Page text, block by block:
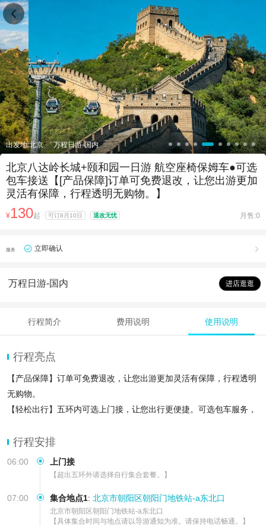
出发地:北京 万程日游-国内
北京八达岭长城+颐和园一日游 航空座椅保姆车●可选
包车接送【[产品保障]订单可免费退改，让您出游更加
灵活有保障，行程透明无购物。】
¥130起 可订8月10日 退改无忧 月售:0
服务 立即确认 
万程日游-国内 进店逛逛
行程简介 费用说明 使用说明
行程亮点
【产品保障】订单可免费退改，让您出游更加灵活有保障，行程透明
无购物。
【轻松出行】五环内可选上门接，让您出行更便捷。可选包车服务，
心行程安排
06:00 上门接
【超出五环外请选择自行集合套餐。】
07:00 集合地点1: 北京市朝阳区朝阳门地铁站-a东北口
北京市朝阳区朝阳门地铁站-a东北口
【具体集合时间与地点请以导游通知为准。请保持电话畅通。】
